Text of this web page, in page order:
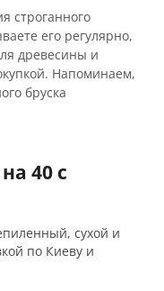
строганного
его регулярно,
древесины и
Напоминаем,
бруска
40 с
сухой и
по Киеву и